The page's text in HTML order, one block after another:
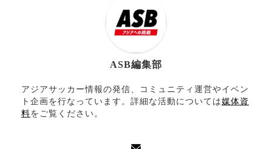
ASB編集部
アジアサッカー情報の発信、コミュニティ運営やイベン
ト企画を行なっています。詳細な活動については媒体資
料をご覧ください。